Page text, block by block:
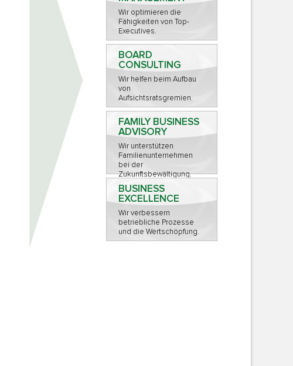
Wir optimieren die
Fähigkeiten von Top-
Executives.
BOARD
CONSULTING
Wir helfen beim Aufbau
von
Aufsichtsratsgremien.
FAMILY BUSINESS
ADVISORY
Wir unterstützen
Familienunternehmen
bei der
Zukunftsbewältigung.
BUSINESS
EXCELLENCE
Wir verbessern
betriebliche Prozesse
und die Wertschöpfung.